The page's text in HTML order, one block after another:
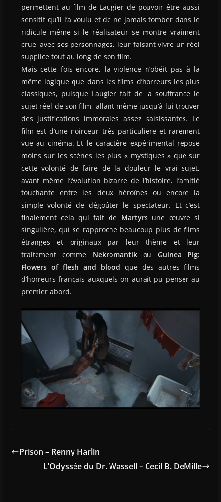
permettent au film de Laugier de pouvoir être aussi
sensitif qu’il l’a voulu et de ne jamais tomber dans le
ridicule même si le réalisateur se montre vraiment
cruel avec ses personnages, leur faisant vivre un réel
supplice tout au long de son film.
Mais cette fois encore, la violence n’obéit pas à la
même logique que dans les films d’horreurs les plus
classiques, puisque Laugier fait de la souffrance le
sujet réel de son film, allant même jusqu’à lui trouver
des justifications immorales assez saisissantes. Le
film est d’une noirceur très particulière et rarement
vue au cinéma. Et le caractère expérimental repose
moins sur les scènes les plus « mystiques » que sur
cette volonté de faire de la douleur le vrai sujet,
avant même l’évolution bizarre de l’histoire, l’amitié
touchante entre les deux héroïnes ou encore la
simple volonté de dégoûter le spectateur. Et c’est
finalement cela qui fait de Martyrsune œuvre si
singulière, qui se rapproche beaucoup plus de films
étranges et originaux par leur thème et leur
traitement comme Nekromantikou Guinea Pig:
Flowers of flesh and blood que des autres films
d’horreurs français auxquels on aurait pu penser au
premier abord.
Prison – Renny Harlin
L’Odyssée du Dr. Wassell – Cecil B. DeMille